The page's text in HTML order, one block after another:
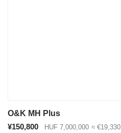
O&K MH Plus
¥150,800
HUF 7,000,000 ≈ €19,330